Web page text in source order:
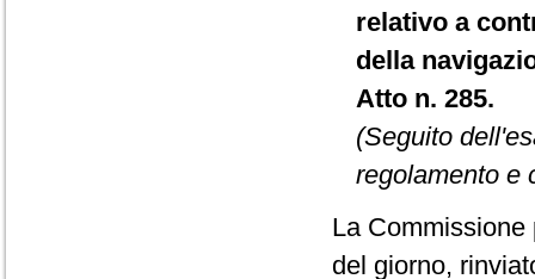
relativo a
della
Atto n. 285.
(Seguito
regolamento e
La
del giorno,